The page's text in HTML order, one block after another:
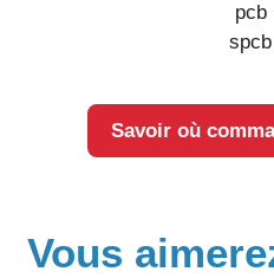
pcb
Savoir où
Vous